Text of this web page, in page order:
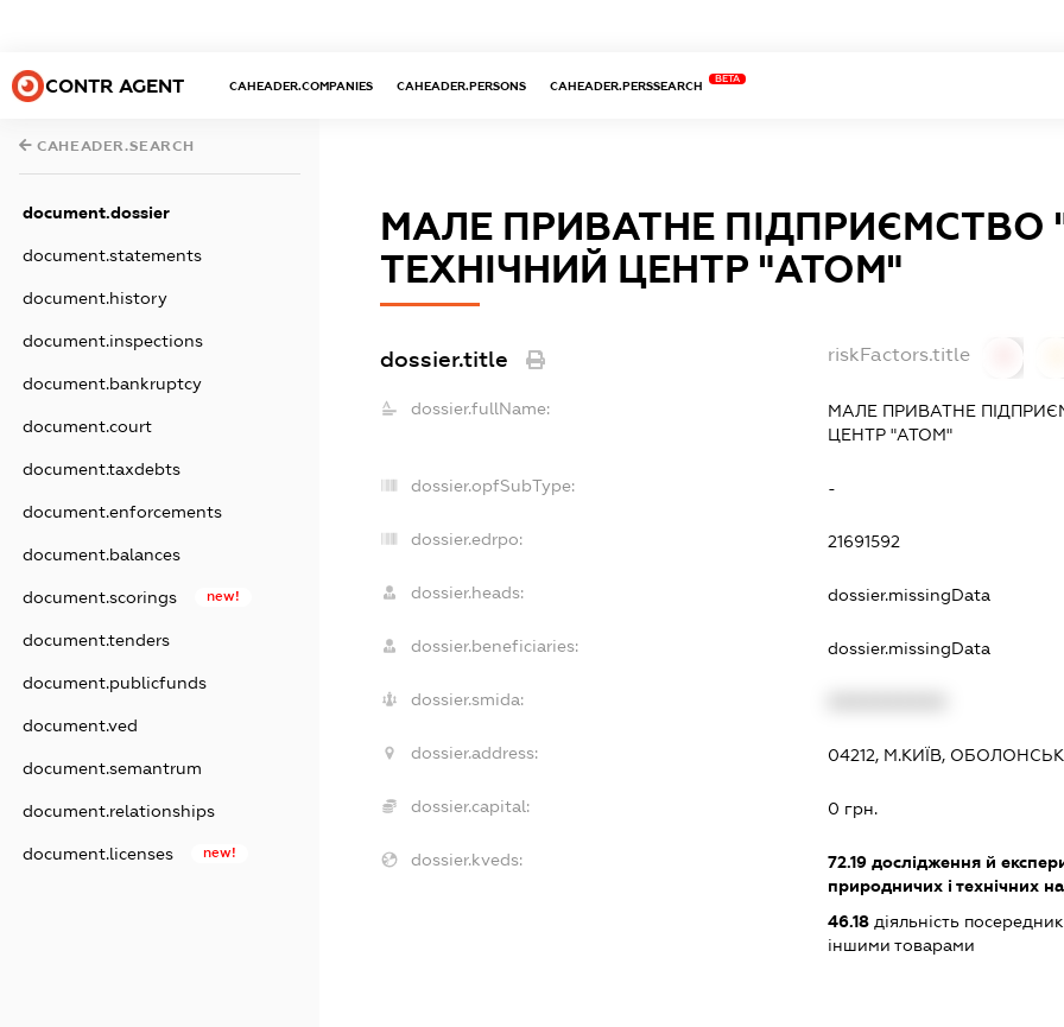
CONTR AGENT CAHEADER.COMPANIES CAHEADER.PERSONS CAHEADER.PERSSEARCH
BETA
CAHEADER.SEARCH
document.dossier
document.statements
document.history
document.inspections
document.bankruptcy
document.court
document.taxdebts
document.enforcements
document.balances
document.scorings new!
document.tenders
document.publicfunds
document.ved
document.semantrum
document.relationships
document.licenses new!
МАЛЕ ПРИВАТНЕ ПІДПРИЄМСТВО
ТЕХНІЧНИЙ ЦЕНТР "АТОМ"
dossier.title riskFactors.title
dossier.fullName:
МАЛЕ ПРИВАТНЕ
ЦЕНТР "АТОМ"
dossier.opfSubType: -
dossier.edrpo: 21691592
dossier.heads: dossier.missingData
dossier.beneficiaries: dossier.missingData
dossier.smida:
dossier.address: 04212, М.КИЇВ,
dossier.capital: 0 грн.
dossier.kveds: 72.19 дослідження й
природничих і технічних
46.18 діяльність
іншими товарами